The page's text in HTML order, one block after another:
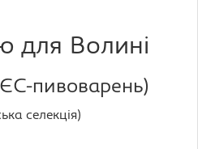
для Волині
пивоварень)
селекція)